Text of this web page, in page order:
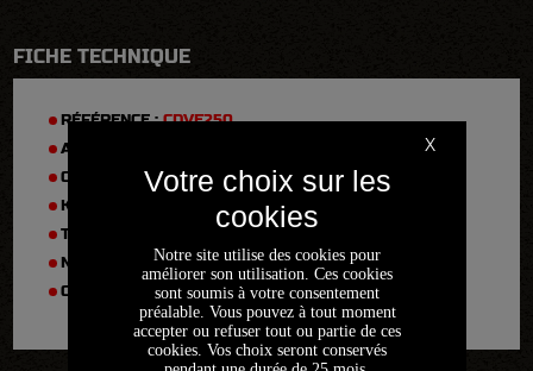
FICHE TECHNIQUE
RÉFÉRENCE :CDVE250
ANNÉE :
CYLINDRÉE :900
KM :
TYPE :
N° DE SÉRIE :A92046
CARTE GRISE :Française
X
Notre site utilise des cookies pour
améliorer son utilisation. Ces cookies
sont soumis à votre consentement
préalable. Vous pouvez à tout moment
accepter ou refuser tout ou partie de ces
cookies. Vos choix seront conservés